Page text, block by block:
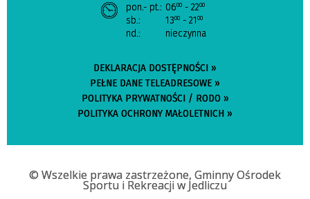
pon.- pt.: 0600 - 2200
sb.: 1300 - 21 00
nd.: nieczynna
DEKLARACJA DOSTĘPNOŚCI »
PEŁNE DANE TELEADRESOWE »
POLITYKA PRYWATNOŚCI / RODO »
POLITYKA OCHRONY MAŁOLETNICH »
© Wszelkie prawa zastrzeżone, Gminny Ośrodek
Sportu i Rekreacji w Jedliczu